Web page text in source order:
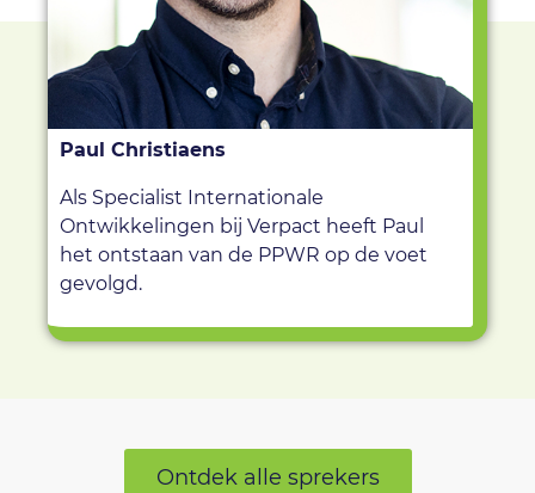
Paul Christiaens
Als Specialist Internationale
Ontwikkelingen bij Verpact heeft Paul
het ontstaan van de PPWR op de voet
gevolgd.
Ontdek alle sprekers